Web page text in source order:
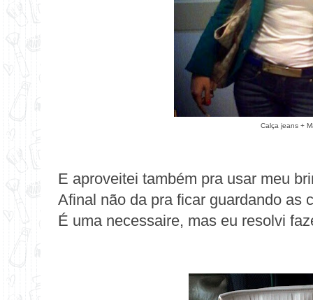
Calça jeans +
E aproveitei também pra usar meu
Afinal não da pra ficar guardando as
É uma necessaire, mas eu resolvi